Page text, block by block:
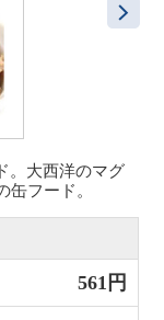
。大西洋のマグ
缶フード。
561円